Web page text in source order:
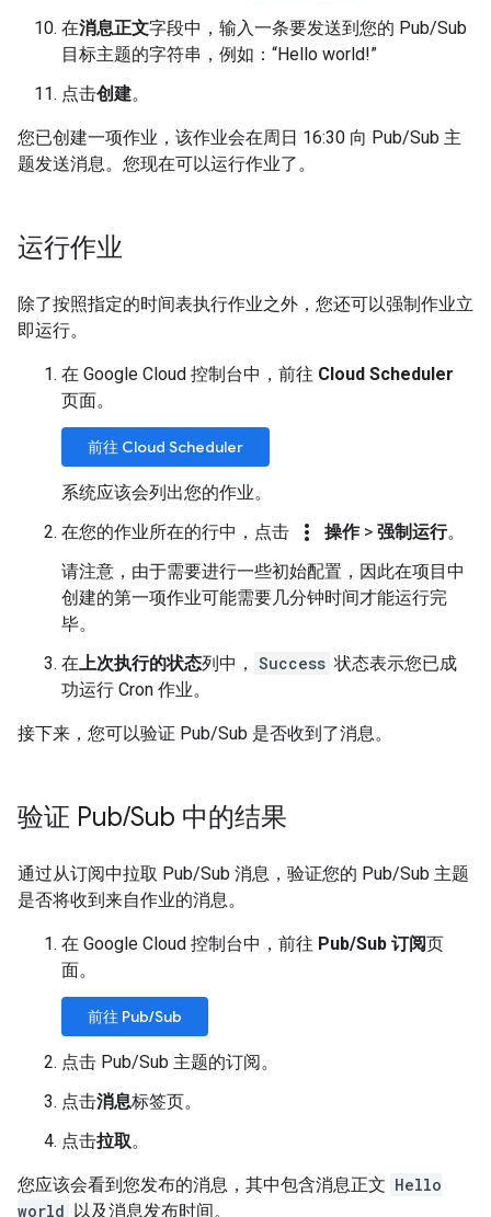
在消息正文字段中，输入一条要发送到您的 Pub/Sub
目标主题的字符串，例如：“Hello world!”
点击创建。
您已创建一项作业，该作业会在周日 16:30 向 Pub/Sub 主
题发送消息。您现在可以运行作业了。
运行作业
除了按照指定的时间表执行作业之外，您还可以强制作业立
即运行。
在 Google Cloud 控制台中，前往 Cloud Scheduler
页面。
前往 Cloud Scheduler
系统应该会列出您的作业。
在您的作业所在的行中，点击
more_vert 操作 > 强制运行。
请注意，由于需要进行一些初始配置，因此在项目中
创建的第一项作业可能需要几分钟时间才能运行完
毕。
在上次执行的状态列中， Success 状态表示您已成
功运行 Cron 作业。
接下来，您可以验证 Pub/Sub 是否收到了消息。
验证 Pub/Sub 中的结果
通过从订阅中拉取 Pub/Sub 消息，验证您的 Pub/Sub 主题
是否将收到来自作业的消息。
在 Google Cloud 控制台中，前往 Pub/Sub 订阅页
面。
前往 Pub/Sub
点击 Pub/Sub 主题的订阅。
点击消息标签页。
点击拉取。
您应该会看到您发布的消息，其中包含消息正文 Hello
world 以及消息发布时间。